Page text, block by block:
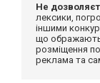
Не
лексики,
іншими
що ображають
розміщення
реклама та